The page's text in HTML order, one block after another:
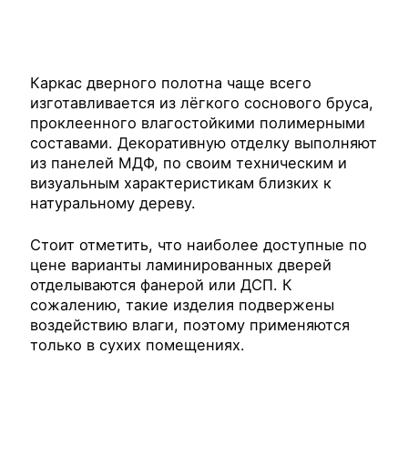
Каркас дверного полотна чаще всего
изготавливается из лёгкого соснового бруса,
проклеенного влагостойкими полимерными
составами. Декоративную отделку выполняют
из панелей МДФ, по своим техническим и
визуальным характеристикам близких к
натуральному дереву.
Стоит отметить, что наиболее доступные по
цене варианты ламинированных дверей
отделываются фанерой или ДСП. К
сожалению, такие изделия подвержены
воздействию влаги, поэтому применяются
только в сухих помещениях.